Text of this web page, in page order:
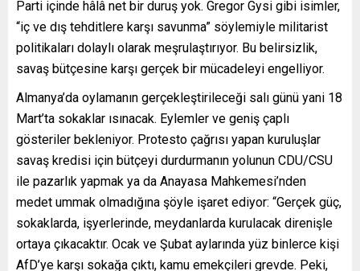
Parti içinde hâlâ net bir duruş yok. Gregor Gysi gibi isimler,
“iç ve dış tehditlere karşı savunma” söylemiyle militarist
politikaları dolaylı olarak meşrulaştırıyor. Bu belirsizlik,
savaş bütçesine karşı gerçek bir mücadeleyi engelliyor.
Almanya’da oylamanın gerçekleştirileceği salı günü yani 18
Mart’ta sokaklar ısınacak. Eylemler ve geniş çaplı
gösteriler bekleniyor. Protesto çağrısı yapan kuruluşlar
savaş kredisi için bütçeyi durdurmanın yolunun CDU/CSU
ile pazarlık yapmak ya da Anayasa Mahkemesi’nden
medet ummak olmadığına şöyle işaret ediyor: “Gerçek güç,
sokaklarda, işyerlerinde, meydanlarda kurulacak direnişle
ortaya çıkacaktır. Ocak ve Şubat aylarında yüz binlerce kişi
AfD’ye karşı sokağa çıktı, kamu emekçileri grevde. Peki,